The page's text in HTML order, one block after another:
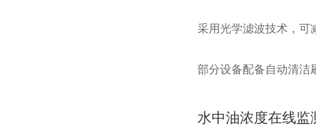
采用光学滤波技术，可
部分设备配备自动清洁
水中油浓度在线监